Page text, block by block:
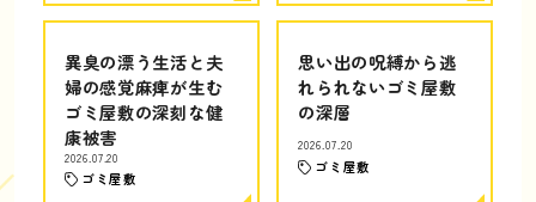
異臭の漂う生活と夫
婦の感覚麻痺が生む
ゴミ屋敷の深刻な健
康被害
2026.07.20
ゴミ屋敷
思い出の呪縛から逃
れられないゴミ屋敷
の深層
2026.07.20
ゴミ屋敷